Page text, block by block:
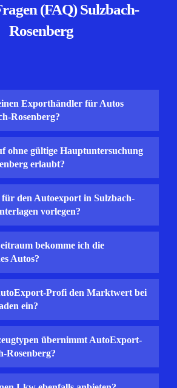
(FAQ) Sulzbach-
Rosenberg
Exporthändler für Autos
Rosenberg?
ohne gültige Hauptuntersuchung
erlaubt?
für den Autoexport in Sulzbach-
vorlegen?
bekomme ich die
Autos?
Profi den Marktwert bei
ein?
übernimmt AutoExport-
Rosenberg?